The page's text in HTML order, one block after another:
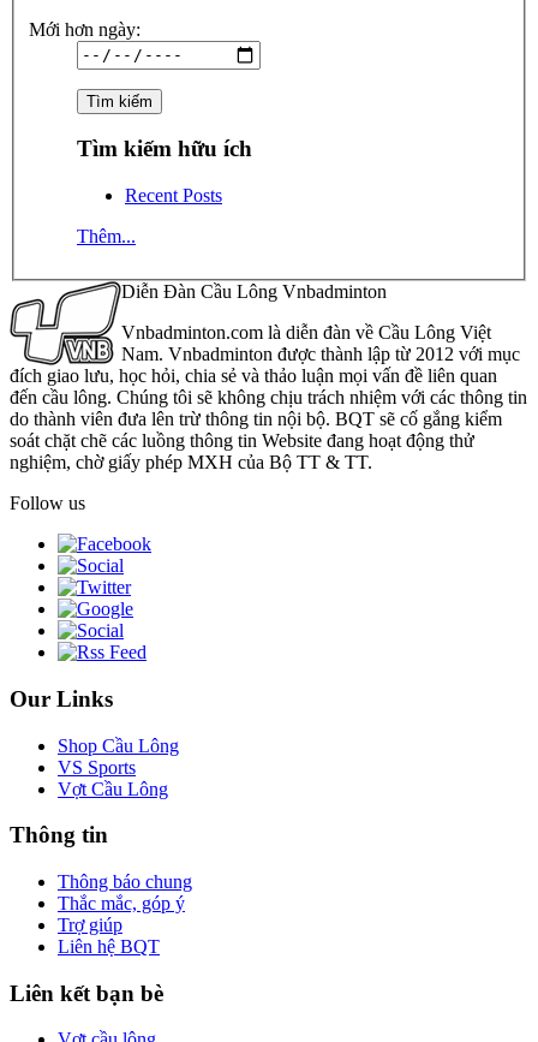
Mới hơn ngày:
Tìm kiếm hữu ích
Recent Posts
Thêm...
Diễn Đàn Cầu Lông Vnbadminton
Vnbadminton.com là diễn đàn về Cầu Lông Việt
Nam. Vnbadminton được thành lập từ 2012 với mục
đích giao lưu, học hỏi, chia sẻ và thảo luận mọi vấn đề liên quan
đến cầu lông. Chúng tôi sẽ không chịu trách nhiệm với các thông tin
do thành viên đưa lên trừ thông tin nội bộ. BQT sẽ cố gắng kiểm
soát chặt chẽ các luồng thông tin Website đang hoạt động thử
nghiệm, chờ giấy phép MXH của Bộ TT & TT.
Follow us
Our Links
Shop Cầu Lông
VS Sports
Vợt Cầu Lông
Thông tin
Thông báo chung
Thắc mắc, góp ý
Trợ giúp
Liên hệ BQT
Liên kết bạn bè